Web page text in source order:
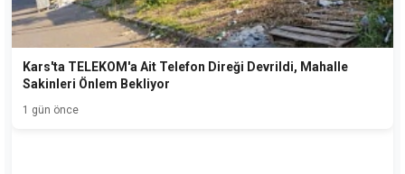
Kars'ta TELEKOM'a Ait Telefon Direği Devrildi, Mahalle
Sakinleri Önlem Bekliyor
1 gün önce